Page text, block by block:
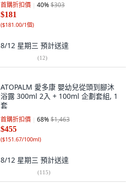
首購折扣價 40%$303
$181
($181.00/1個)
8/12 星期三 預計送達
(12)
ATOPALM 愛多康 嬰幼兒從頭到腳沐
浴露 300ml 2入 + 100ml 企劃套組, 1
套
首購折扣價 68%$1,463
$455
($151.67/100ml)
8/12 星期三 預計送達
(115)